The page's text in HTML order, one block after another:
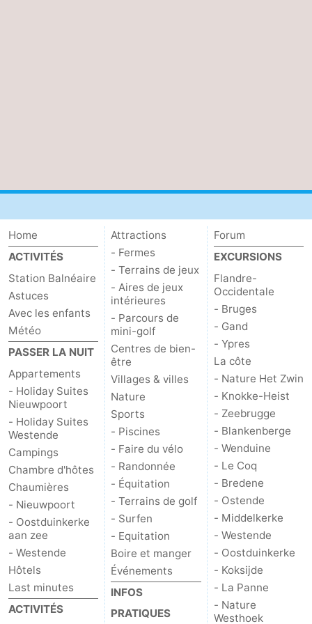
Home
ACTIVITÉS
Station Balnéaire
Astuces
Avec les enfants
Météo
PASSER LA NUIT
Appartements
- Holiday Suites
Nieuwpoort
- Holiday Suites
Westende
Campings
Chambre d'hôtes
Chaumières
- Nieuwpoort
- Oostduinkerke
aan zee
- Westende
Hôtels
Last minutes
ACTIVITÉS
Attractions
- Fermes
- Terrains de jeux
- Aires de jeux
intérieures
- Parcours de
mini-golf
Centres de bien-
être
Villages & villes
Nature
Sports
- Piscines
- Faire du vélo
- Randonnée
- Équitation
- Terrains de golf
- Surfen
- Equitation
Boire et manger
Événements
INFOS
PRATIQUES
Forum
EXCURSIONS
Flandre-
Occidentale
- Bruges
- Gand
- Ypres
La côte
- Nature Het Zwin
- Knokke-Heist
- Zeebrugge
- Blankenberge
- Wenduine
- Le Coq
- Bredene
- Ostende
- Middelkerke
- Westende
- Oostduinkerke
- Koksijde
- La Panne
- Nature
Westhoek